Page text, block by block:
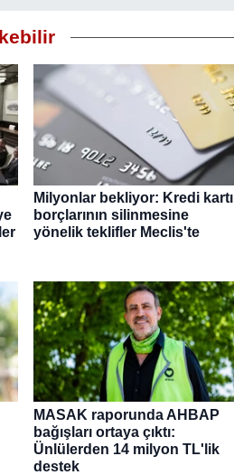
Milyonlar bekliyor: Kredi kartı
borçlarının silinmesine
yönelik teklifler Meclis'te
MASAK raporunda AHBAP
bağışları ortaya çıktı:
Ünlülerden 14 milyon TL'lik
destek